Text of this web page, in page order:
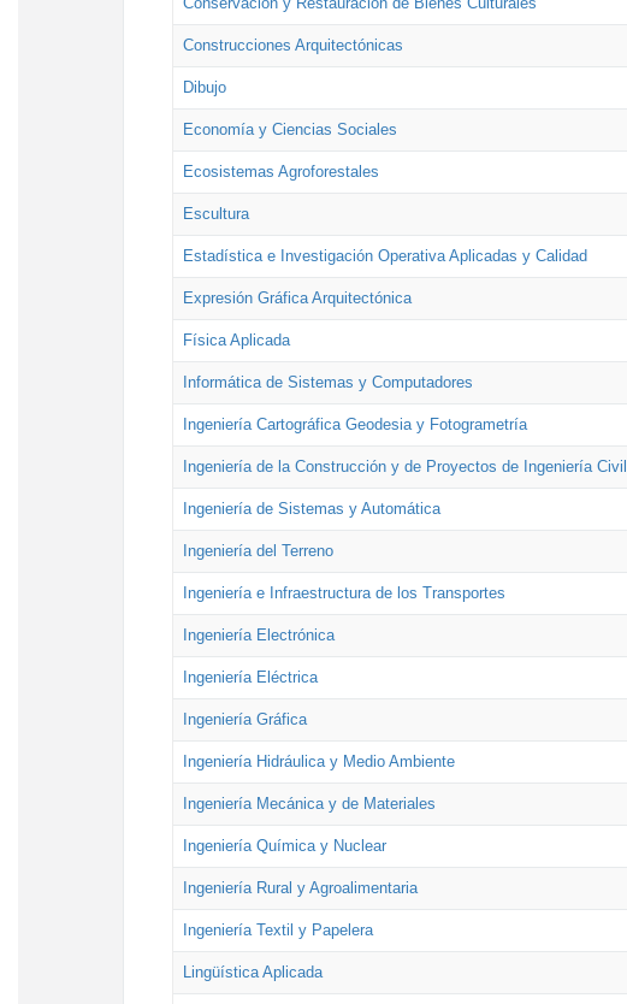
Construcciones Arquitectónicas
Dibujo
Economía y Ciencias Sociales
Ecosistemas Agroforestales
Escultura
Estadística e Investigación Operativa Aplicadas y Calidad
Expresión Gráfica Arquitectónica
Física Aplicada
Informática de Sistemas y Computadores
Ingeniería Cartográfica Geodesia y Fotogrametría
Ingeniería de la Construcción y de Proyectos de Ingeniería Civil
Ingeniería de Sistemas y Automática
Ingeniería del Terreno
Ingeniería e Infraestructura de los Transportes
Ingeniería Electrónica
Ingeniería Eléctrica
Ingeniería Gráfica
Ingeniería Hidráulica y Medio Ambiente
Ingeniería Mecánica y de Materiales
Ingeniería Química y Nuclear
Ingeniería Rural y Agroalimentaria
Ingeniería Textil y Papelera
Lingüística Aplicada